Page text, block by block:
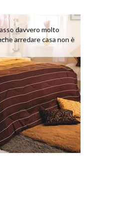
davvero molto
arredare casa non è